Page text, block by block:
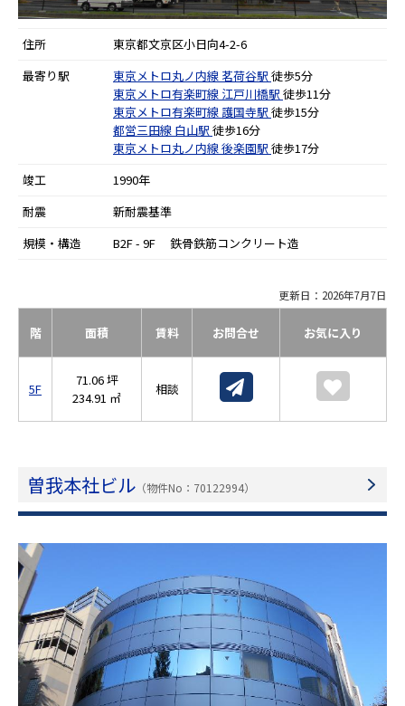
住所
東京都文京区小日向4-2-6
最寄り駅
東京メトロ丸ノ内線 茗荷谷駅 徒歩5分
東京メトロ有楽町線 江戸川橋駅 徒歩11分
東京メトロ有楽町線護国寺駅 徒歩15分
都営三田線 白山駅 徒歩16分
東京メトロ丸ノ内線後楽園駅 徒歩17分
竣工
1990年
耐震
新耐震基準
規模・構造
B2F - 9F 鉄骨鉄筋コンクリート造
更新日：2026年7月7日
階 面積 賃料 お問合せ お気に入り
5F
71.06 坪
234.91 ㎡
相談
曽我本社ビル （物件No：70122994）